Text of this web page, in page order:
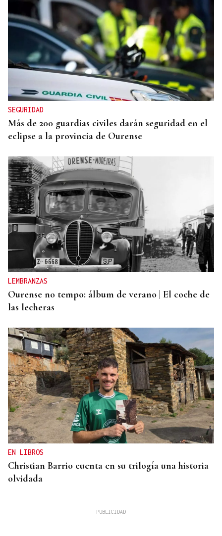
CANEDO
Un herido en la colisión entre dos coches en la
entrada a las termas de Outariz
SEGURIDAD
Más de 200 guardias civiles darán seguridad en el
eclipse a la provincia de Ourense
LEMBRANZAS
Ourense no tempo: álbum de verano | El coche de
las lecheras
EN LIBROS
Christian Barrio cuenta en su trilogía una historia
olvidada